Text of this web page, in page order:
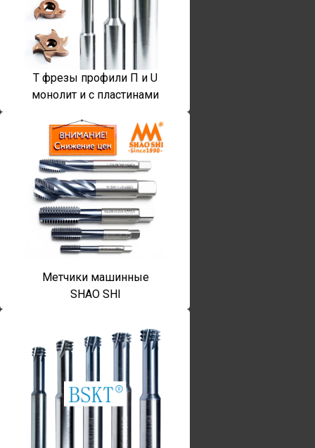
T фрезы профили П и U
монолит и с пластинами
Метчики машинные
SHAO SHI